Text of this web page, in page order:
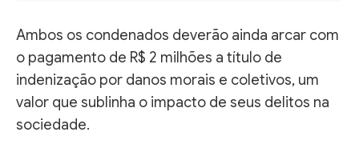
Ambos os condenados deverão ainda arcar com
o pagamento de R$ 2 milhões a título de
indenização por danos morais e coletivos, um
valor que sublinha o impacto de seus delitos na
sociedade.